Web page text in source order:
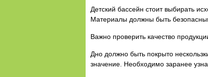
Детский бассейн стоит выбирать
Материалы должны быть
Важно проверить качество
Дно должно быть покрыто
значение. Необходимо заранее